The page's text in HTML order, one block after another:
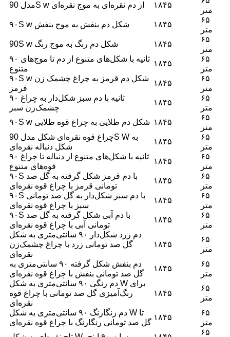
مدل 90S w از دم نقره‌ای به موج نقره‌ای
۱۸۴۵
متر
۹۰S w شکل دم بنفش به موج بنفش
۱۸۴۵
۶۵
متر
90S w شکل دم رنگ به موج رنگ
۱۸۴۵
۶۵
متر
۹۰ ثانیه با شکل‌های متنوع از دم تا موج‌های
متنوع
۱۸۴۵
۶۵
متر
۹۰S w شکل دم قرمز به چراغ چشمک زن
قرمز
۱۸۴۵
۶۵
متر
۹۰ ثانیه با دم سبز شکل‌دار به چراغ
چشمک‌زن سبز
۱۸۴۵
۶۵
متر
۹۰S w شکل دم طلایی به چراغ قوه طلایی ۱۸۴۵
۶۵
متر
چراغ قوه نقره‌ای شکل مدل 90S W به
شکل دنباله نقره‌ای
۱۸۴۵
۶۵
متر
۹۰ ثانیه با شکل‌های متنوع از دنباله تا چراغ
قوه‌های متنوع
۱۸۴۵
۶۵
متر
۹۰S با دم قرمز شکل گرفته به گل صد
تومانی قرمز با چراغ قوه نقره‌ای
۱۸۴۵
۶۵
متر
۹۰S با دم سبز شکل‌دار به گل صد تومانی
سبز با چراغ قوه نقره‌ای
۱۸۴۵
۶۵
متر
۹۰S با دم آبی شکل گرفته به گل صد
تومانی آبی با چراغ قوه نقره‌ای
۱۸۴۵
۶۵
متر
دم زرد شکل‌دار ۹۰ سانتی‌متری به شکل
گل صد تومانی زرد با چراغ چشمک‌زن
نقره‌ای
۱۸۴۵
۶۵
متر
دم بنفش شکل گرفته ۹۰ سانتی‌متری به
گل صد تومانی بنفش با چراغ قوه نقره‌ای
۱۸۴۵
۶۵
متر
دم رنگی ۹۰ سانتی‌متری به شکل W برای
رنگ‌آمیزی گل صد تومانی با چراغ قوه
نقره‌ای
۱۸۴۵
۶۵
متر
دم رنگارنگ ۹۰ سانتی‌متری به شکل W تا
گل صد تومانی رنگارنگ با چراغ قوه نقره‌ای
۱۸۴۵
۶۵
متر
۶۵